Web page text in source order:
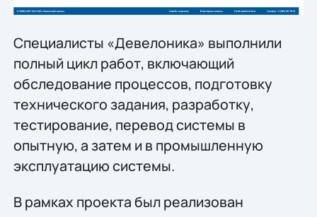
Специалисты «Девелоника» выполнили
полный цикл работ, включающий
обследование процессов, подготовку
технического задания, разработку,
тестирование, перевод системы в
опытную, а затем и в промышленную
эксплуатацию системы.
В рамках проекта был реализован